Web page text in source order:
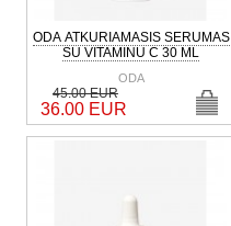
ODA ATKURIAMASIS SERUMAS
SU VITAMINU C 30 ML
ODA
45.00 EUR
36.00 EUR